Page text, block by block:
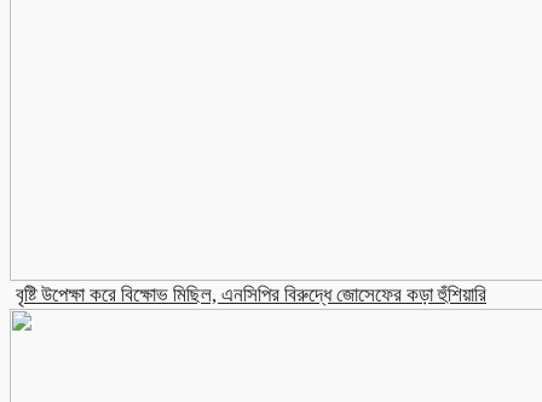
বৃষ্টি উপেক্ষা করে বিক্ষোভ মিছিল, এনসিপির বিরুদ্ধে জোসেফের কড়া হুঁশিয়ারি